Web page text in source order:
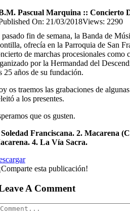
Pascual Marquina :: Concierto
On: 21/03/2018Views: 2290
fin de semana, la Banda de
ofrecía en la Parroquia de San
de marchas procesionales como
por la Hermandad del
25 años de su fundación.
os traemos las grabaciones de
a los presentes.
que os gusten.
Soledad Franciscana. 2. Macarena
4. La Vía Sacra.
esta publicación!
A Comment